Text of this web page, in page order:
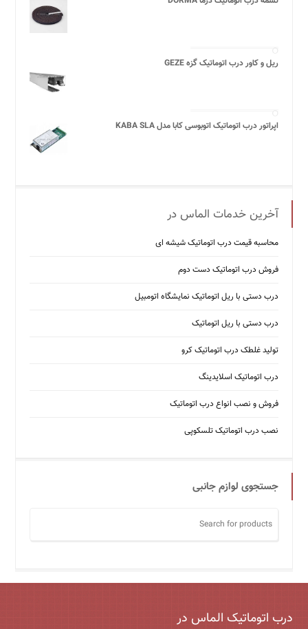
ریل و کاور درب اتوماتیک گزه GEZE
اپراتور درب اتوماتیک اتوبوسی کابا مدل KABA SLA
آخرین خدمات الماس در
محاسبه قیمت درب اتوماتیک شیشه ‌ای
فروش درب اتوماتیک دست دوم
درب دستی با ریل اتوماتیک نمایشگاه اتومبیل
درب دستی با ریل اتوماتیک
تولید غلطک درب اتوماتیک کرو
درب اتوماتیک اسلایدینگ
فروش و نصب انواع درب اتوماتیک
نصب درب اتوماتیک تلسکوپی
جستجوی لوازم جانبی
درب اتوماتیک الماس در